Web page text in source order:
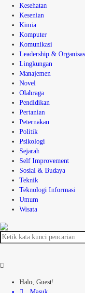
Kesehatan
Kesenian
Kimia
Komputer
Komunikasi
Leadership &
Lingkungan
Manajemen
Novel
Olahraga
Pendidikan
Pertanian
Peternakan
Politik
Psikologi
Sejarah
Self Improvement
Sosial & Budaya
Teknik
Teknologi Informasi
Umum
Wisata
Halo, Guest!